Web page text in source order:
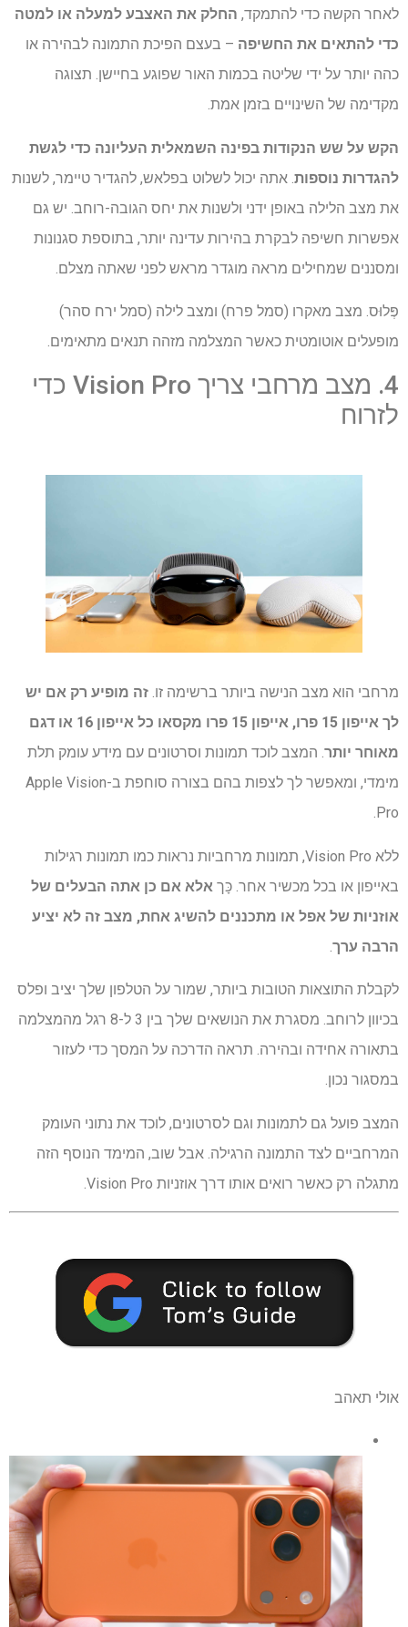
לאחר הקשה כדי להתמקד, החלק את האצבע למעלה או למטה
כדי להתאים את החשיפה – בעצם הפיכת התמונה לבהירה או
כהה יותר על ידי שליטה בכמות האור שפוגע בחיישן. תצוגה
מקדימה של השינויים בזמן אמת.
הקש על שש הנקודות בפינה השמאלית העליונה כדי לגשת
להגדרות נוספות. אתה יכול לשלוט בפלאש, להגדיר טיימר, לשנות
את מצב הלילה באופן ידני ולשנות את יחס הגובה-רוחב. יש גם
אפשרות חשיפה לבקרת בהירות עדינה יותר, בתוספת סגנונות
ומסננים שמחילים מראה מוגדר מראש לפני שאתה מצלם.
פְּלוּס. מצב מאקרו (סמל פרח) ומצב לילה (סמל ירח סהר)
מופעלים אוטומטית כאשר המצלמה מזהה תנאים מתאימים.
4. מצב מרחבי צריך Vision Pro כדי
לזרוח
מרחבי הוא מצב הנישה ביותר ברשימה זו. זה מופיע רק אם יש
לך אייפון 15 פרו , אייפון 15 פרו מקס או כל אייפון 16
או דגם
מאוחר יותר. המצב לוכד תמונות וסרטונים עם מידע עומק תלת
מימדי, ומאפשר לך לצפות בהם בצורה סוחפת ב-Apple Vision
Pro.
ללא Vision Pro, תמונות מרחביות נראות כמו תמונות רגילות
באייפון או בכל מכשיר אחר. כָּך אלא אם כן אתה הבעלים של
אוזניות של אפל או מתכננים להשיג אחת, מצב זה לא יציע
הרבה ערך
לקבלת התוצאות הטובות ביותר, שמור על הטלפון שלך יציב ופלס
בכיוון לרוחב. מסגרת את הנושאים שלך בין 3 ל-8 רגל מהמצלמה
בתאורה אחידה ובהירה. תראה הדרכה על המסך כדי לעזור
במסגור נכון.
המצב פועל גם לתמונות וגם לסרטונים, לוכד את נתוני העומק
המרחביים לצד התמונה הרגילה. אבל שוב, המימד הנוסף הזה
מתגלה רק כאשר רואים אותו דרך אוזניות Vision Pro.
אולי תאהב